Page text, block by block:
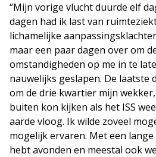
“Mijn vorige vlucht duurde elf
dagen had ik last van
lichamelijke
maar een paar dagen over om
omstandigheden op me in te
nauwelijks geslapen. De laatste
om de drie kwartier mijn
buiten kon kijken als het ISS
aarde vloog. Ik wilde zoveel
mogelijk ervaren. Met een lange
hebt avonden en meestal ook